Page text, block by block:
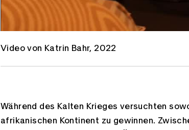
Video von Katrin Bahr, 2022
Während des Kalten Krieges versuchten
afrikanischen Kontinent zu gewinnen.